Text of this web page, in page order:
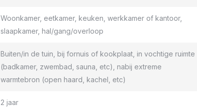
Woonkamer, eetkamer, keuken, werkkamer of kantoor,
slaapkamer, hal/gang/overloop
Buiten/in de tuin, bij fornuis of kookplaat, in vochtige ruimte
(badkamer, zwembad, sauna, etc), nabij extreme
warmtebron (open haard, kachel, etc)
2 jaar